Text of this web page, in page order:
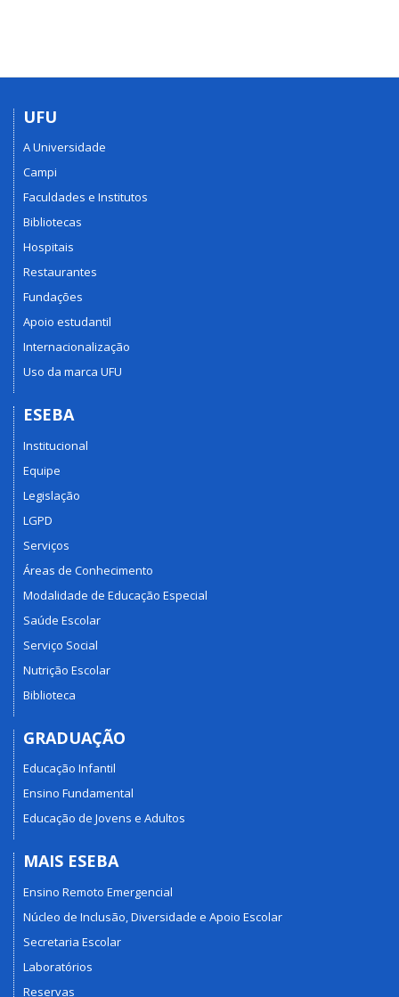
UFU
A Universidade
Campi
Faculdades e Institutos
Bibliotecas
Hospitais
Restaurantes
Fundações
Apoio estudantil
Internacionalização
Uso da marca UFU
ESEBA
Institucional
Equipe
Legislação
LGPD
Serviços
Áreas de Conhecimento
Modalidade de Educação Especial
Saúde Escolar
Serviço Social
Nutrição Escolar
Biblioteca
GRADUAÇÃO
Educação Infantil
Ensino Fundamental
Educação de Jovens e Adultos
MAIS ESEBA
Ensino Remoto Emergencial
Núcleo de Inclusão, Diversidade e Apoio Escolar
Secretaria Escolar
Laboratórios
Reservas